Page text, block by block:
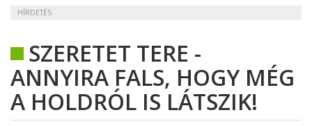
HÍRDETÉS
SZERETET TERE -
ANNYIRA FALS, HOGY MÉG
A HOLDRÓL IS LÁTSZIK!